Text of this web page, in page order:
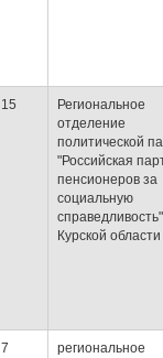
15
Региональное
отделение
политической
"Российская
пенсионеров за
социальную
Курской области
7
региональное